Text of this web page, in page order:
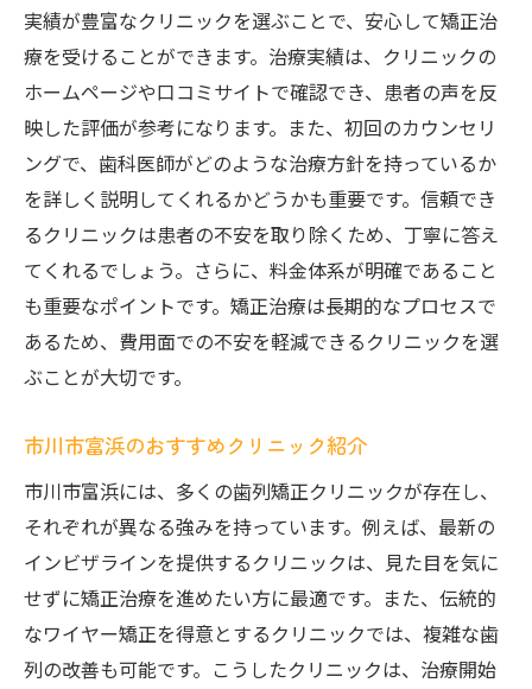
実績が豊富なクリニックを選ぶことで、安心して矯正治
療を受けることができます。治療実績は、クリニックの
ホームページや口コミサイトで確認でき、患者の声を反
映した評価が参考になります。また、初回のカウンセリ
ングで、歯科医師がどのような治療方針を持っているか
を詳しく説明してくれるかどうかも重要です。信頼でき
るクリニックは患者の不安を取り除くため、丁寧に答え
てくれるでしょう。さらに、料金体系が明確であること
も重要なポイントです。矯正治療は長期的なプロセスで
あるため、費用面での不安を軽減できるクリニックを選
ぶことが大切です。
市川市富浜のおすすめクリニック紹介
市川市富浜には、多くの歯列矯正クリニックが存在し、
それぞれが異なる強みを持っています。例えば、最新の
インビザラインを提供するクリニックは、見た目を気に
せずに矯正治療を進めたい方に最適です。また、伝統的
なワイヤー矯正を得意とするクリニックでは、複雑な歯
列の改善も可能です。こうしたクリニックは、治療開始